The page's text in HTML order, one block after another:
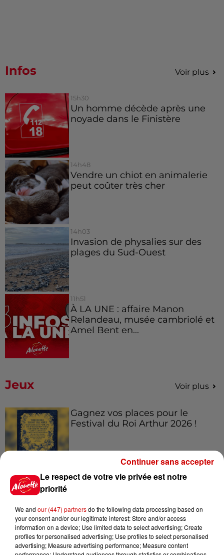
Infos Voir plus
15h30
Un homme décède après une
noyade dans le Finistère
14h48
Vendre un chiot en animalerie
peut coûter très cher
14h03
Invasion de physalies sur des
plages du Sud-Ouest
11h51
À LA UNE : affaire Manon
Relandeau, musée cambriolé et
Amel Bent en...
Jeux Voir plus
Gagnez vos places pour le
Festival du Roi Arthur 2026 !
Gagnez vos entrées pour le
Alouette vous invite à
Le respect de votre vie privée est notre
priorité
We and our (447) partnersdo the following data processing based on
your consent and/or our legitimate interest: Store and/or access
information on a device; Use limited data to select advertising; Create
profiles for personalised advertising; Use profiles to select personalised
advertising; Measure advertising performance; Measure content
Continuer sans accepter